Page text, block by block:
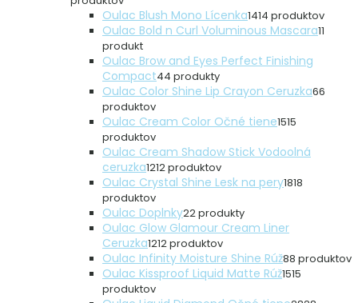
Oulac Blush Mono Lícenka1414 produktov
Oulac Bold n Curl Voluminous Mascara11
produkt
Oulac Brow and Eyes Perfect Finishing
Compact44 produkty
Oulac Color Shine Lip Crayon Ceruzka66
produktov
Oulac Cream Color Očné tiene1515
produktov
Oulac Cream Shadow Stick Vodoolná
ceruzka1212 produktov
Oulac Crystal Shine Lesk na pery1818
produktov
Oulac Doplnky22 produkty
Oulac Glow Glamour Cream Liner
Ceruzka1212 produktov
Oulac Infinity Moisture Shine Rúž88 produktov
Oulac Kissproof Liquid Matte Rúž1515
produktov